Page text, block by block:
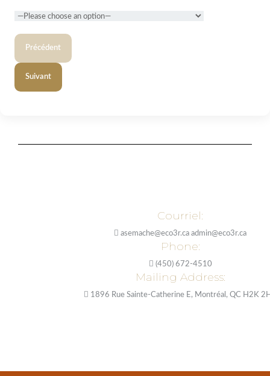
Précédent
Suivant
Courriel:
asemache@eco3r.ca admin@eco3r.ca
Phone:
(450) 672-4510
Mailing Address:
1896 Rue Sainte-Catherine E, Montréal, QC H2K